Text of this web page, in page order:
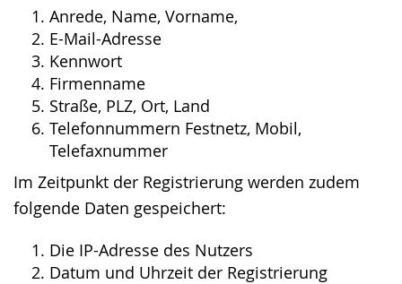
Anrede, Name, Vorname,
E-Mail-Adresse
Kennwort
Firmenname
Straße, PLZ, Ort, Land
Telefonnummern Festnetz, Mobil,
Telefaxnummer
Im Zeitpunkt der Registrierung werden zudem
folgende Daten gespeichert:
Die IP-Adresse des Nutzers
Datum und Uhrzeit der Registrierung